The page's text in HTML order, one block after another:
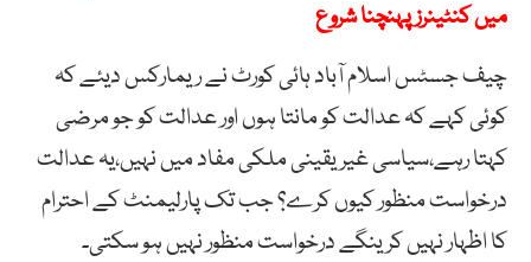
میں کنٹینرز پہنچنا شروع
چیف جسٹس اسلام آباد ہائی کورٹ نے ریمارکس دیئے کہ
کوئی کہے کہ عدالت کو مانتا ہوں اور عدالت کو جو مرضی
کہتا رہے،سیاسی غیریقینی ملکی مفاد میں نہیں،یہ عدالت
درخواست منظور کیوں کرے؟ جب تک پارلیمنٹ کے احترام
کا اظہار نہیں کرینگے درخواست منظور نہیں ہو سکتی۔